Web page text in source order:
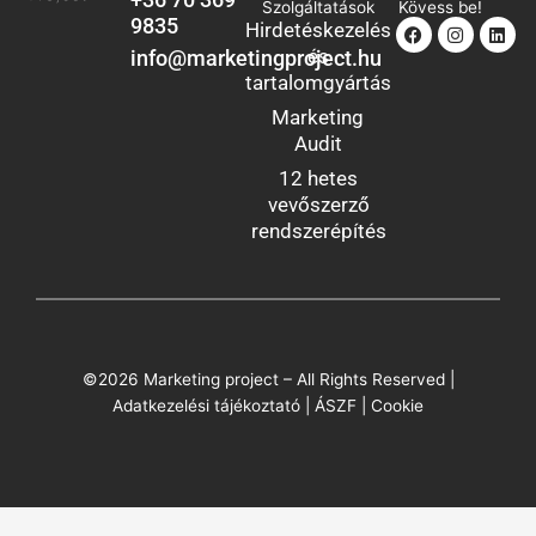
9835
info@marketingproject.hu
Szolgáltatások
Hirdetéskezelés
és
tartalomgyártás
Marketing
Audit
12 hetes
vevőszerző
rendszerépítés
Kövess be!
Facebook
©2026 Marketing project – All Rights Reserved |
Adatkezelési tájékoztató
ÁSZF Cookie